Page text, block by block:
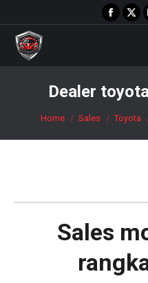
page
X
Dealer
You are here:
Home Sales Toyota
Sales